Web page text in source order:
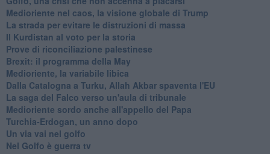
Medioriente nel caos, la visione globale di Trump
La strada per evitare le distruzioni di massa
Il Kurdistan al voto per la storia
Prove di riconciliazione palestinese
Brexit: il programma della May
Medioriente, la variabile libica
Dalla Catalogna a Turku, Allah Akbar spaventa l'EU
La saga del Falco verso un'aula di tribunale
Medioriente sordo anche all'appello del Papa
Turchia-Erdogan, un anno dopo
Un via vai nel golfo
Nel Golfo è guerra tv